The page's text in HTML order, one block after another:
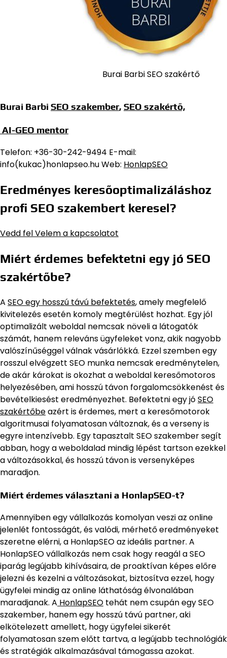
Burai Barbi SEO szakértő
Burai Barbi SEO szakember, SEO szakértő,
AI-GEO mentor
Telefon: +36-30-242-9494 E-mail:
info(kukac)honlapseo.hu Web: HonlapSEO
Eredményes keresőoptimalizáláshoz
profi SEO szakembert keresel?
Vedd fel Velem a kapcsolatot
Miért érdemes befektetni egy jó SEO
szakértőbe?
A SEO egy hosszú távú befektetés, amely megfelelő
kivitelezés esetén komoly megtérülést hozhat. Egy jól
optimalizált weboldal nemcsak növeli a látogatók
számát, hanem releváns ügyfeleket vonz, akik nagyobb
valószínűséggel válnak vásárlókká. Ezzel szemben egy
rosszul elvégzett SEO munka nemcsak eredménytelen,
de akár károkat is okozhat a weboldal keresőmotoros
helyezésében, ami hosszú távon forgalomcsökkenést és
bevételkiesést eredményezhet. Befektetni egy jóSEO
szakértőbeazért is érdemes, mert a keresőmotorok
algoritmusai folyamatosan változnak, és a verseny is
egyre intenzívebb. Egy tapasztalt SEO szakember segít
abban, hogy a weboldalad mindig lépést tartson ezekkel
a változásokkal, és hosszú távon is versenyképes
maradjon.
Miért érdemes választani a HonlapSEO-t?
Amennyiben egy vállalkozás komolyan veszi az online
jelenlét fontosságát, és valódi, mérhető eredményeket
szeretne elérni, a HonlapSEO az ideális partner. A
HonlapSEO vállalkozás nem csak hogy reagál a SEO
iparág legújabb kihívásaira, de proaktívan képes előre
jelezni és kezelni a változásokat, biztosítva ezzel, hogy
ügyfelei mindig az online láthatóság élvonalában
maradjanak. A HonlapSEO tehát nem csupán egy SEO
szakember, hanem egy hosszú távú partner, aki
elkötelezett amellett, hogy ügyfelei sikerét
folyamatosan szem előtt tartva, a legújabb technológiák
és stratégiák alkalmazásával támogassa azokat.